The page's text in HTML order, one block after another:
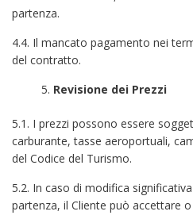
partenza.
4.4. Il mancato pagamento nei
del contratto.
Revisione dei Prezzi
5.1. I prezzi possono essere
carburante, tasse aeroportuali,
del Codice del Turismo.
5.2. In caso di modifica
partenza, il Cliente può accettare